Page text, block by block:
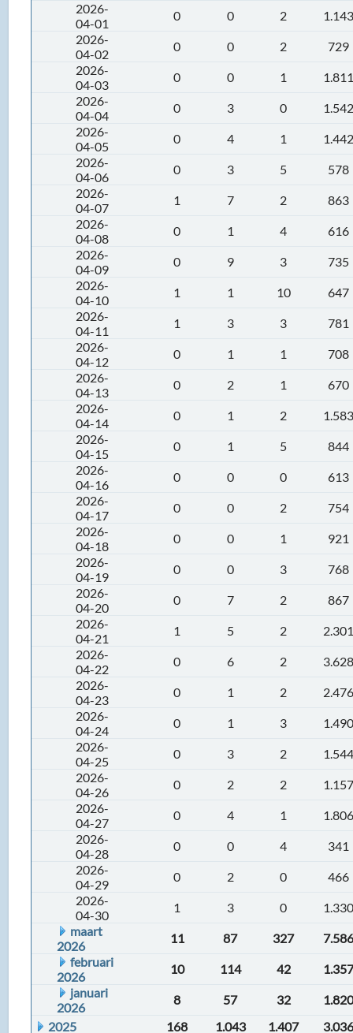
2026-
04-01
0 0 2
1.143
2026-
04-02
0 0 2
729
2026-
04-03
0 0 1
1.811
2026-
04-04
0 3 0
1.542
2026-
04-05
0 4 1
1.442
2026-
04-06
0 3 5
578
2026-
04-07
1 7 2
863
2026-
04-08
0 1 4
616
2026-
04-09
0 9 3
735
2026-
04-10
1 1 10
647
2026-
04-11
1 3 3
781
2026-
04-12
0 1 1
708
2026-
04-13
0 2 1
670
2026-
04-14
0 1 2
1.583
2026-
04-15
0 1 5
844
2026-
04-16
0 0 0
613
2026-
04-17
0 0 2
754
2026-
04-18
0 0 1
921
2026-
04-19
0 0 3
768
2026-
04-20
0 7 2
867
2026-
04-21
1 5 2
2.301
2026-
04-22
0 6 2
3.628
2026-
04-23
0 1 2
2.476
2026-
04-24
0 1 3
1.490
2026-
04-25
0 3 2
1.544
2026-
04-26
0 2 2
1.157
2026-
04-27
0 4 1
1.806
2026-
04-28
0 0 4
341
2026-
04-29
0 2 0
466
2026-
04-30
1 3 0
1.330
maart
2026
11 87 327
7.586
februari
2026
10 114 42
1.357
januari
2026
8 57 32
1.820
2025
168 1.043 1.407 3.036